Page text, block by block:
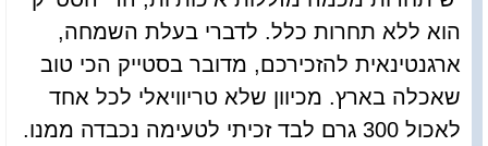
הוא ללא תחרות כלל. לדברי בעלת השמחה,
ארגנטינאית להזכירכם, מדובר בסטייק הכי טוב
שאכלה בארץ. מכיוון שלא טריוויאלי לכל אחד
לאכול 300 גרם לבד זכיתי לטעימה נכבדה ממנו.